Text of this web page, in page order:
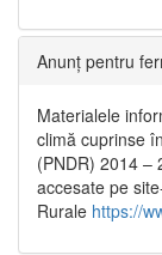
Anunț pentru
Materialele
climă cuprinse
(PNDR) 2014 –
accesate pe
Rurale https://